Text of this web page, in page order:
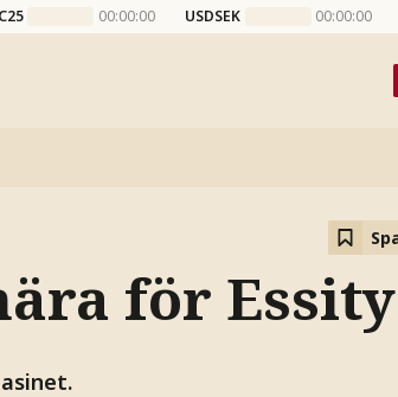
00:00:00 USDSEK 00:00:00
för Essity